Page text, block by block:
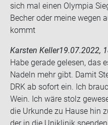
sich mal einen Olym­pia
Be­cher oder meine wegen
kommt
Karsten Keller19.07.2022,
Habe ge­ra­de ge­le­sen, das
Na­deln mehr gibt. Damit
DRK ab so­fort ein. Ich
Wein. Ich wäre stolz
die Ur­kun­de zu Hause hin
der in die Uni­kli­nik